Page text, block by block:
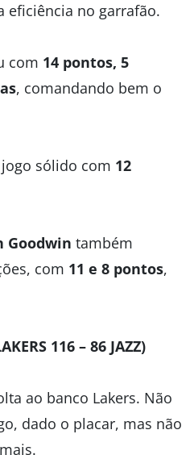
eficiência no garrafão.
com 14 pontos, 5
, comandando bem o
sólido com 12
Goodwin também
com 11 e 8 pontos,
116 – 86 JAZZ)
ao banco Lakers. Não
dado o placar, mas não